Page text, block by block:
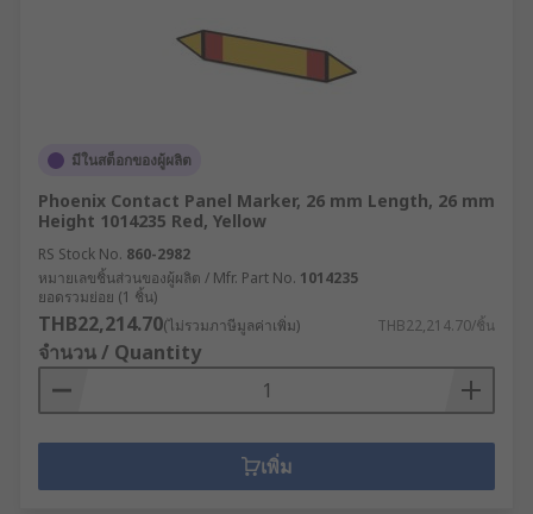
มีในสต็อกของผู้ผลิต
Phoenix Contact Panel Marker, 26 mm Length, 26 mm
Height 1014235 Red, Yellow
RS Stock No. 860-2982
หมายเลขชิ้นส่วนของผู้ผลิต / Mfr. Part No. 1014235
ยอดรวมย่อย (1 ชิ้น)
THB22,214.70(ไม่รวมภาษีมูลค่าเพิ่ม) THB22,214.70/ชิ้น
จำนวน / Quantity
เพิ่ม